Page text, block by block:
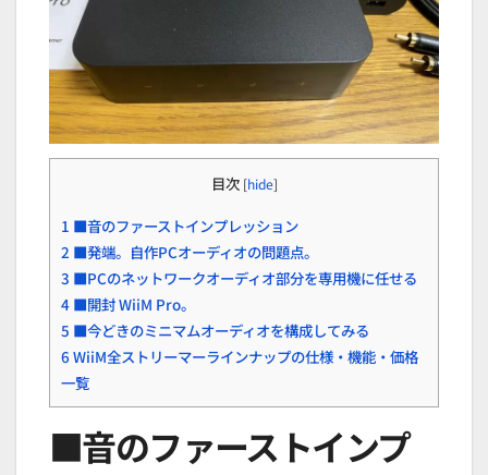
目次 [hide]
1 ■音のファーストインプレッション
2 ■発端。自作PCオーディオの問題点。
3 ■PCのネットワークオーディオ部分を専用機に任せる
4 ■開封 WiiM Pro。
5 ■今どきのミニマムオーディオを構成してみる
6 WiiM全ストリーマーラインナップの仕様・機能・価格
一覧
■音のファーストインプ